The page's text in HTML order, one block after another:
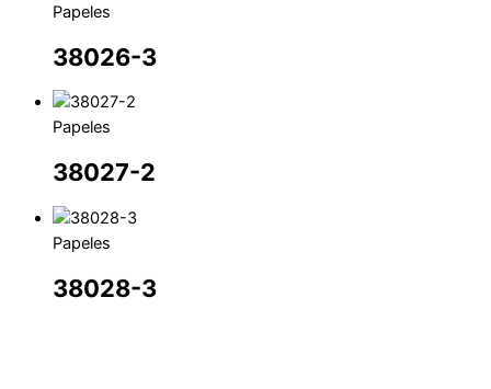
Papeles
38026-3
Papeles
38027-2
Papeles
38028-3